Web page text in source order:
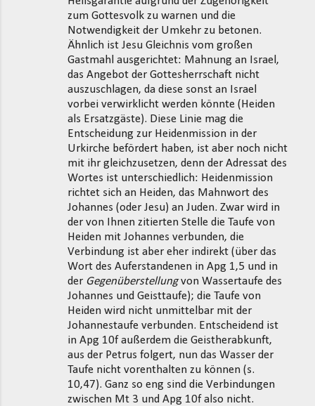
zum Gottesvolk zu warnen und die
Notwendigkeit der Umkehr zu betonen.
Ähnlich ist Jesu Gleichnis vom großen
Gastmahl ausgerichtet: Mahnung an Israel,
das Angebot der Gottesherrschaft nicht
auszuschlagen, da diese sonst an Israel
vorbei verwirklicht werden könnte (Heiden
als Ersatzgäste). Diese Linie mag die
Entscheidung zur Heidenmission in der
Urkirche befördert haben, ist aber noch nicht
mit ihr gleichzusetzen, denn der Adressat des
Wortes ist unterschiedlich: Heidenmission
richtet sich an Heiden, das Mahnwort des
Johannes (oder Jesu) an Juden. Zwar wird in
der von Ihnen zitierten Stelle die Taufe von
Heiden mit Johannes verbunden, die
Verbindung ist aber eher indirekt (über das
Wort des Auferstandenen in Apg 1,5 und in
der Gegenüberstellungvon Wassertaufe des
Johannes und Geisttaufe); die Taufe von
Heiden wird nicht unmittelbar mit der
Johannestaufe verbunden. Entscheidend ist
in Apg 10f außerdem die Geistherabkunft,
aus der Petrus folgert, nun das Wasser der
Taufe nicht vorenthalten zu können (s.
10,47). Ganz so eng sind die Verbindungen
zwischen Mt 3 und Apg 10f also nicht.